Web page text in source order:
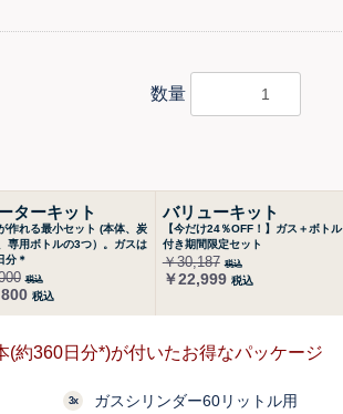
数量
ターキット
作れる最小セット (本体、炭
専用ボトルの3つ）。ガスは
分＊
税込
税込
バリューキット
【今だけ24％OFF！】ガス＋ボトル
付き期間限定セット
￥30,187 税込
￥22,999 税込
(約360日分*)が付いたお得なパッケージ
3x
ガスシリンダー60リットル用